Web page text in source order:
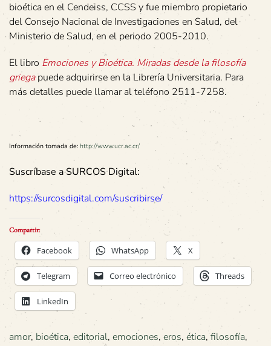
bioética en el Cendeiss, CCSS y fue miembro propietario
del Consejo Nacional de Investigaciones en Salud, del
Ministerio de Salud, en el periodo 2005-2010.
El libro Emociones y Bioética. Miradas desde la filosofía
griegapuede adquirirse en la Librería Universitaria. Para
más detalles puede llamar al teléfono 2511-7258.
Información tomada de: http://www.ucr.ac.cr/
Suscríbase a SURCOS Digital:
https://surcosdigital.com/suscribirse/
Compartir:
Facebook WhatsApp X
Telegram Correo electrónico Threads
LinkedIn
amor, bioética, editorial, emociones, eros, ética, filosofía,